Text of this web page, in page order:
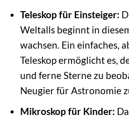
Teleskop für Einsteiger:
Weltalls beginnt in
wachsen. Ein einfaches,
Teleskop ermöglicht es,
und ferne Sterne zu
Neugier für Astronomie
Mikroskop für Kinder: